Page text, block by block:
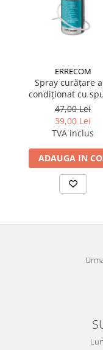
ERRECOM
Spray curățare
condiționat cu
Evaporator Cleaner
400 ml Errecom
47,00 Lei
39,00 Lei
TVA inclus
ADAUGA IN